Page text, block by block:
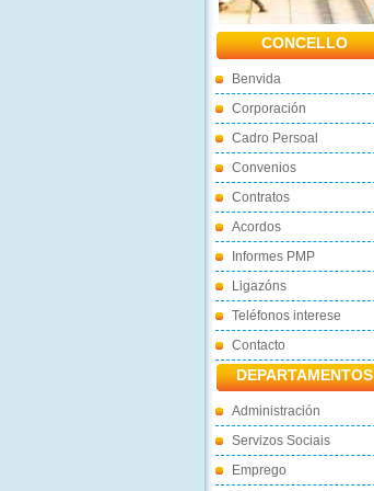
CONCELLO
Benvida
Corporación
Cadro Persoal
Convenios
Contratos
Acordos
Informes PMP
Ligazóns
Teléfonos interese
Contacto
DEPARTAMENTOS
Administración
Servizos Sociais
Emprego